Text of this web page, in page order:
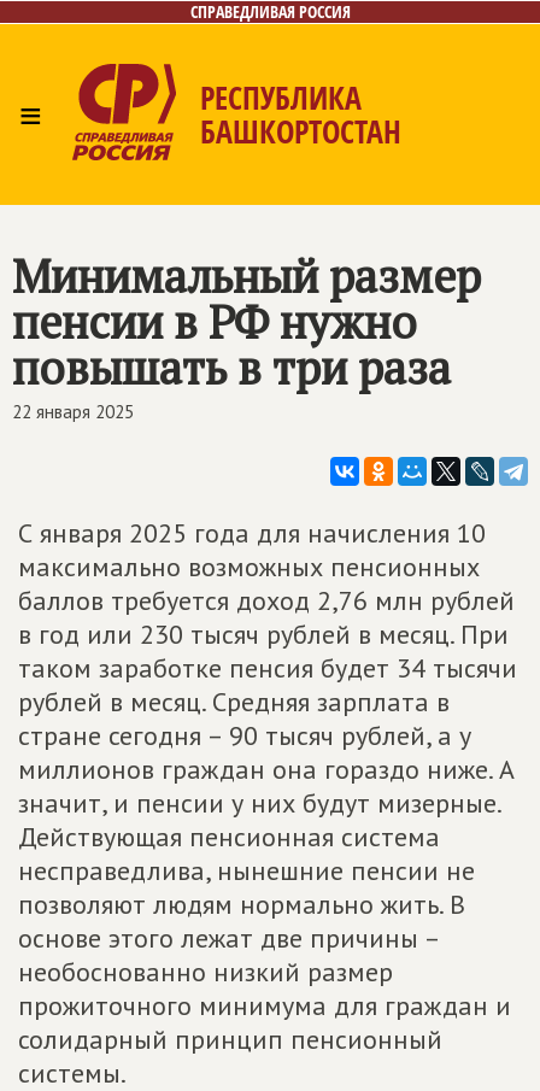
СПРАВЕДЛИВАЯ РОССИЯ
≡ РЕСПУБЛИКА
БАШКОРТОСТАН
Поиск
Минимальный размер
пенсии в РФ нужно
повышать в три раза
22 января 2025
С января 2025 года для начисления 10
максимально возможных пенсионных
баллов требуется доход 2,76 млн рублей
в год или 230 тысяч рублей в месяц. При
таком заработке пенсия будет 34 тысячи
рублей в месяц. Средняя зарплата в
стране сегодня – 90 тысяч рублей, а у
миллионов граждан она гораздо ниже. А
значит, и пенсии у них будут мизерные.
Действующая пенсионная система
несправедлива, нынешние пенсии не
позволяют людям нормально жить. В
основе этого лежат две причины –
необоснованно низкий размер
прожиточного минимума для граждан и
солидарный принцип пенсионный
системы.